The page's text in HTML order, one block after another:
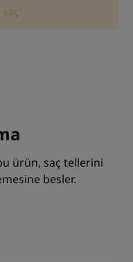
GERI DÖNÜŞÜM
ürün, saç tellerini
besler.